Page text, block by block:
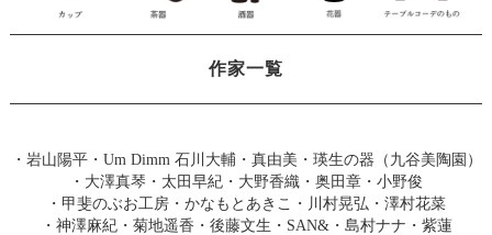
作家一覧
・ 岩山陽平・ Um Dimm 石川大輔・真由美 ・ 瑛生の器（九谷美陶園）
・ 大澤真琴 ・ 太田早紀 ・ 大野香織 ・ 奥田章 ・ 小野俊
・ 甲斐のぶお工房 ・ かなもとあきこ ・ 川村晃弘 ・ 澤村花菜
・ 神澤麻紀・ 菊地遥香 ・ 後藤文生 ・ SAN& ・ 島村ナナ ・ 紫蓮